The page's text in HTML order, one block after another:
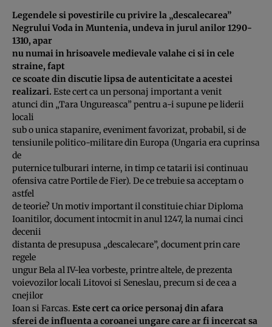
Legendele si povestirile cu privire la „descalecarea”
Negrului Voda in Muntenia, undeva in jurul anilor 1290-
1310, apar
nu numai in hrisoavele medievale valahe ci si in cele
straine, fapt
ce scoate din discutie lipsa de autenticitate a acestei
realizari. Este cert ca un personaj important a venit
atunci din „Tara Ungureasca” pentru a-i supune pe liderii
locali
sub o unica stapanire, eveniment favorizat, probabil, si de
tensiunile politico-militare din Europa (Ungaria era cuprinsa
de
puternice tulburari interne, in timp ce tatarii isi continuau
ofensiva catre Portile de Fier). De ce trebuie sa acceptam o
astfel
de teorie? Un motiv important il constituie chiar Diploma
Ioanitilor, document intocmit in anul 1247, la numai cinci
decenii
distanta de presupusa „descalecare”, document prin care
regele
ungur Bela al IV-lea vorbeste, printre altele, de prezenta
voievozilor locali Litovoi si Seneslau, precum si de cea a
cnejilor
Ioan si Farcas. Este cert ca orice personaj din afara
sferei de influenta a coroanei ungare care ar fi incercat sa